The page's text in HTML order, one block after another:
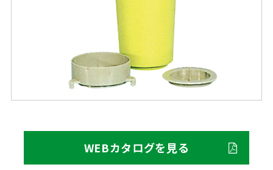
WEBカタログを見る